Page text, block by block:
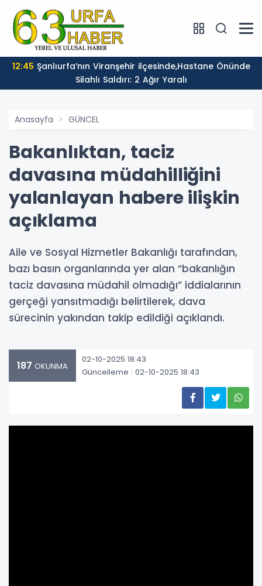
12:45
Silahlı Saldırı: 2 Ağır Yaralı
Anasayfa GÜNCEL
Bakanlıktan, taciz
davasına müdahilliğini
yalanlayan habere ilişkin
açıklama
Aile ve Sosyal Hizmetler Bakanlığı tarafından,
bazı basın organlarında yer alan “bakanlığın
taciz davasına müdahil olmadığı” iddialarının
gerçeği yansıtmadığı belirtilerek, dava
sürecinin yakından takip edildiği açıklandı.
187 OKUNMA
02-10-2025 18:43
Güncelleme : 02-10-2025 18:43